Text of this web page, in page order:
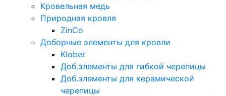
Кровельная медь
Природная кровля
ZinCo
Доборные элементы для кровли
Klober
Доб.элементы для гибкой черепицы
Доб.элементы для керамической
черепицы